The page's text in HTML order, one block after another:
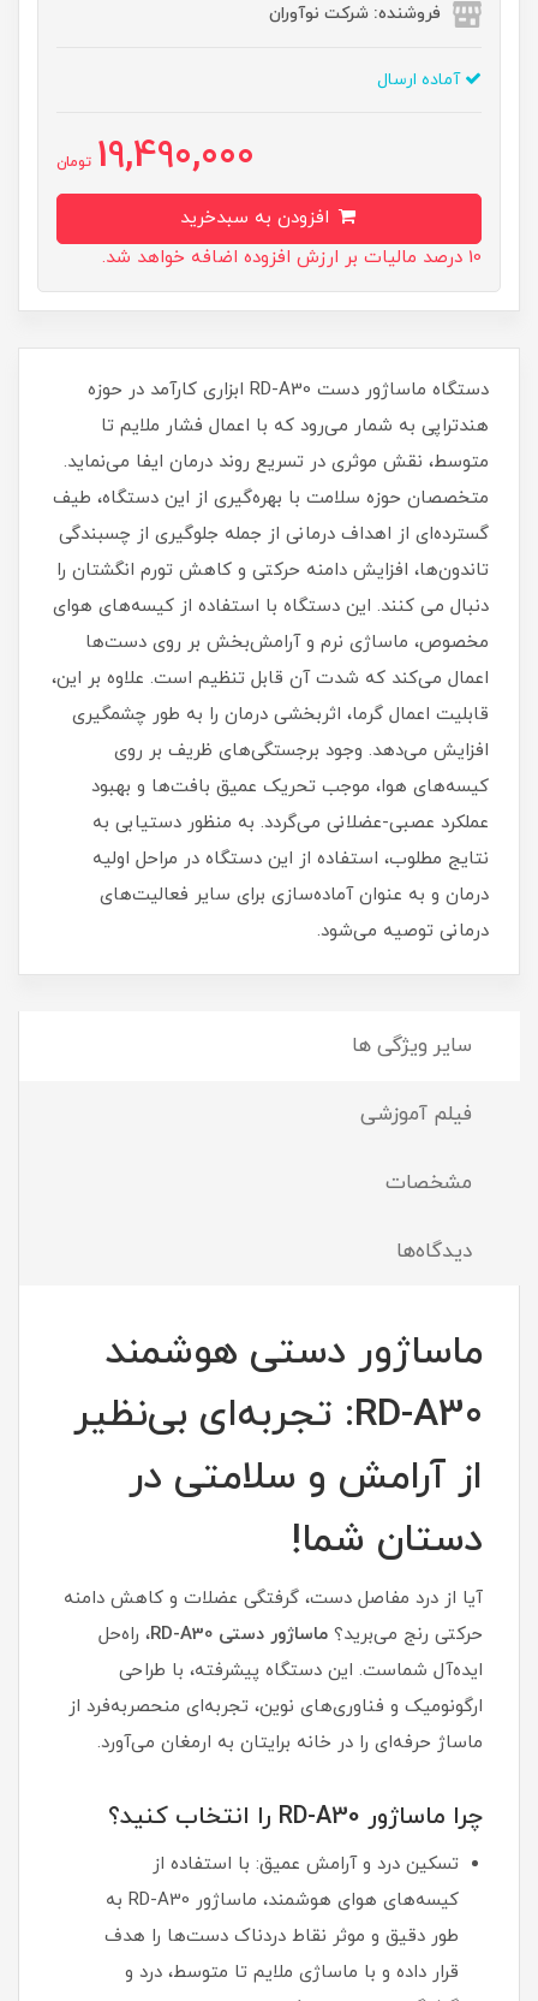
فروشنده: شرکت نوآوران
آماده ارسال
19,490,000 تومان
10 درصد مالیات بر ارزش افزوده اضافه خواهد شد.
دستگاه ماساژور دست RD-A30 ابزاری کارآمد در حوزه
هند‌تراپی به شمار می‌رود که با اعمال فشار ملایم تا
متوسط، نقش موثری در تسریع روند درمان ایفا می‌نماید.
متخصصان حوزه سلامت با بهره‌گیری از این دستگاه، طیف
گسترده‌ای از اهداف درمانی از جمله جلوگیری از چسبندگی
تاندون‌ها، افزایش دامنه حرکتی و کاهش تورم انگشتان را
دنبال می کنند. این دستگاه با استفاده از کیسه‌های هوای
مخصوص، ماساژی نرم و آرامش‌بخش بر روی دست‌ها
اعمال می‌کند که شدت آن قابل تنظیم است. علاوه بر این،
قابلیت اعمال گرما، اثربخشی درمان را به طور چشمگیری
افزایش می‌دهد. وجود برجستگی‌های ظریف بر روی
کیسه‌های هوا، موجب تحریک عمیق بافت‌ها و بهبود
عملکرد عصبی-عضلانی می‌گردد. به منظور دستیابی به
نتایج مطلوب، استفاده از این دستگاه در مراحل اولیه
درمان و به عنوان آماده‌سازی برای سایر فعالیت‌های
درمانی توصیه می‌شود.
سایر ویژگی ها
فیلم آموزشی
مشخصات
دیدگاه‌ها
ماساژور دستی هوشمند
RD-A30: تجربه‌ای بی‌نظیر
از آرامش و سلامتی در
دستان شما!
آیا از درد مفاصل دست، گرفتگی عضلات و کاهش دامنه
حرکتی رنج می‌برید؟ ماساژور دستی RD-A30
، راه‌حل
ایده‌آل شماست. این دستگاه پیشرفته، با طراحی
ارگونومیک و فناوری‌های نوین، تجربه‌ای منحصربه‌فرد از
ماساژ حرفه‌ای را در خانه برایتان به ارمغان می‌آورد.
چرا ماساژور RD-A30 را انتخاب کنید؟
تسکین درد و آرامش عمیق: با استفاده از
کیسه‌های هوای هوشمند، ماساژور RD-A30 به
طور دقیق و موثر نقاط دردناک دست‌ها را هدف
قرار داده و با ماساژی ملایم تا متوسط، درد و